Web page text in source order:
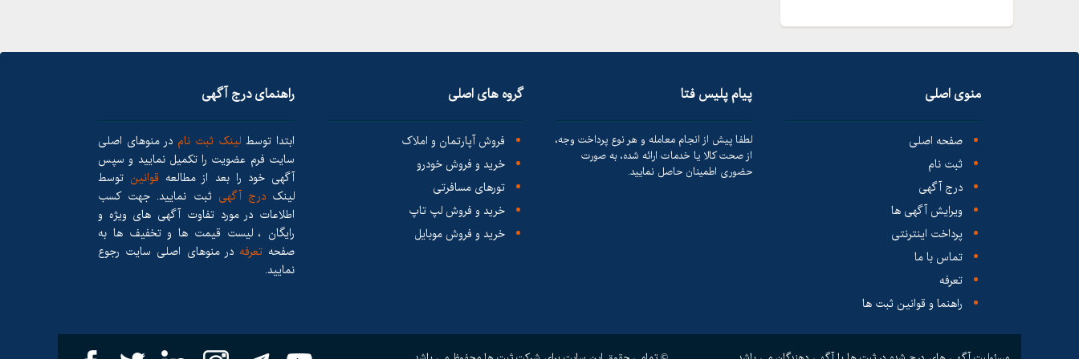
منوی اصلی
صفحه اصلی
ثبت نام
درج آگهی
ویرایش آگهی ها
پرداخت اینترنتی
تماس با ما
تعرفه
راهنما و قوانین ثبت ها
پیام پلیس فتا
لطفا پیش از انجام معامله و هر نوع پرداخت وجه،
از صحت کالا یا خدمات ارائه شده، به صورت
حضوری اطمینان حاصل نمایید.
گروه های اصلی
فروش آپارتمان و املاک
خرید و فروش خودرو
تورهای مسافرتی
خرید و فروش لپ تاپ
خرید و فروش موبایل
راهنمای درج آگهی
ابتدا توسط لینک ثبت نام در منوهای اصلی
سایت فرم عضویت را تکمیل نمایید و سپس
آگهی خود را بعد از مطالعه قوانین توسط
لینکدرج آگهی ثبت نمایید. جهت کسب
اطلاعات در مورد تفاوت آگهی های ویژه و
رایگان ، لیست قیمت ها و تخفیف ها به
صفحه تعرفهدر منوهای اصلی سایت رجوع
نمایید.